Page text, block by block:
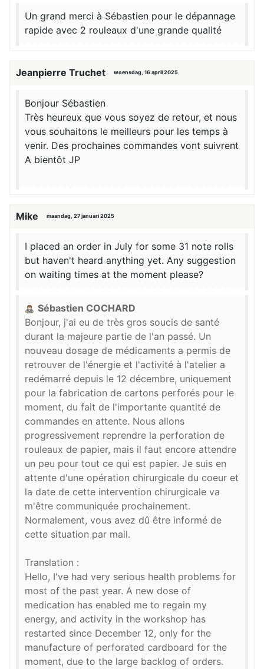
Un grand merci à Sébastien pour le dépannage
rapide avec 2 rouleaux d'une grande qualité
Jeanpierre Truchet woensdag, 16 april 2025
Bonjour Sébastien
Très heureux que vous soyez de retour, et nous
vous souhaitons le meilleurs pour les temps à
venir. Des prochaines commandes vont suivrent
A bientôt JP
Mike maandag, 27 januari 2025
I placed an order in July for some 31 note rolls
but haven't heard anything yet. Any suggestion
on waiting times at the moment please?
Sébastien COCHARD
Bonjour, j'ai eu de très gros soucis de santé
durant la majeure partie de l'an passé. Un
nouveau dosage de médicaments a permis de
retrouver de l'énergie et l'activité à l'atelier a
redémarré depuis le 12 décembre, uniquement
pour la fabrication de cartons perforés pour le
moment, du fait de l'importante quantité de
commandes en attente. Nous allons
progressivement reprendre la perforation de
rouleaux de papier, mais il faut encore attendre
un peu pour tout ce qui est papier. Je suis en
attente d'une opération chirurgicale du coeur et
la date de cette intervention chirurgicale va
m'être communiquée prochainement.
Normalement, vous avez dû être informé de
cette situation par mail.
Translation :
Hello, I've had very serious health problems for
most of the past year. A new dose of
medication has enabled me to regain my
energy, and activity in the workshop has
restarted since December 12, only for the
manufacture of perforated cardboard for the
moment, due to the large backlog of orders.